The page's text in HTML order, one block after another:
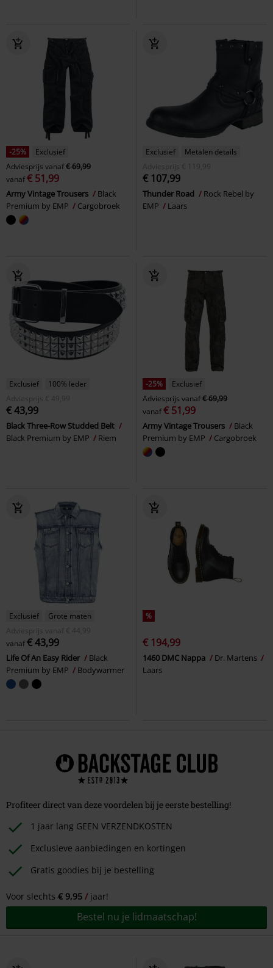
-25%
Exclusief
Adviesprijs vanaf€ 69,99
vanaf€ 51,99
Army Vintage Trousers
Black
Premium by EMP
Cargobroek
Exclusief
Metalen details
Adviesprijs
€ 119,99
€ 107,99
Thunder Road
Rock Rebel by
EMP
Laars
Exclusief
100% leder
Adviesprijs
€ 49,99
€ 43,99
Black Three-Row Studded Belt
Black Premium by EMP
Riem
-25%
Exclusief
Adviesprijs vanaf€ 69,99
vanaf€ 51,99
Army Vintage Trousers
Black
Premium by EMP
Cargobroek
Exclusief
Grote maten
Adviesprijs
vanaf € 44,99
vanaf€ 43,99
Life Of An Easy Rider
Black
Premium by EMP
Bodywarmer
%
€ 194,99
1460 DMC Nappa
Dr. Martens
Laars
Profiteer direct van deze voordelen bij je eerste bestelling!
1 jaar lang GEEN VERZENDKOSTEN
Exclusieve aanbiedingen en kortingen
Gratis goodies bij je bestelling
Voor slechts € 9,95 jaar!
Bestel nu je lidmaatschap!